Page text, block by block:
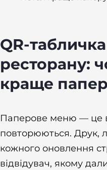
QR-
ресторану:
краще
Паперове меню — це
повторюються. Друк,
кожного оновлення
відвідувач, якому